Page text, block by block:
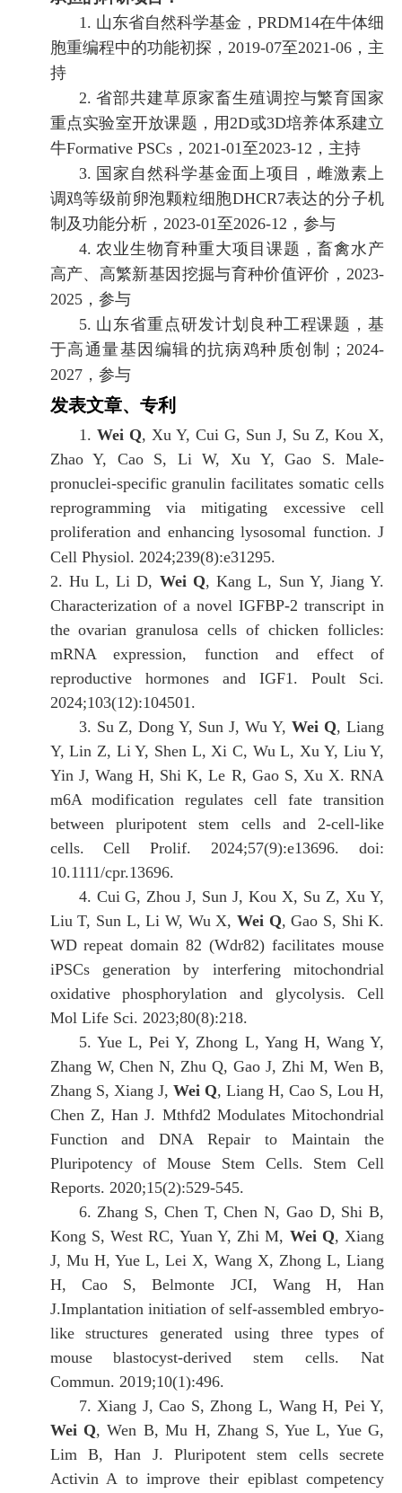
1. 山东省自然科学基金，PRDM14在牛体细
胞重编程中的功能初探，2019-07至2021-06 ，主
持
2.省部共建草原家畜生殖调控与繁育国家
重点实验室开放课题，用2D或3D培养体系建立
牛Formative PSCs， 2021-01至2023-12 ，主持
3. 国家自然科学基金面上项目，雌激素上
调鸡等级前卵泡颗粒细胞DHCR7表达的分子机
制及功能分析， 2023-01至2026-12 ，参与
4.农业生物育种重大项目课题，畜禽水产
高产、高繁新基因挖掘与育种价值评价，2023-
2025，参与
5. 山东省重点研发计划良种工程课题，基
于高通量基因编辑的抗病鸡种质创制；2024-
2027，参与
发表文章、专利
1. Wei Q, Xu Y, Cui G, Sun J, Su Z, Kou X,
Zhao Y, Cao S, Li W, Xu Y, Gao S. Male-
pronuclei-specific granulin facilitates somatic cells
reprogramming via mitigating excessive cell
proliferation and enhancing lysosomal function. J
Cell Physiol. 2024;239(8):e31295.
2. Hu L, Li D, Wei Q, Kang L, Sun Y, Jiang Y.
Characterization of a novel IGFBP-2 transcript in
the ovarian granulosa cells of chicken follicles:
mRNA expression, function and effect of
reproductive hormones and IGF1. Poult Sci.
2024;103(12):104501.
3. Su Z, Dong Y, Sun J, Wu Y,Wei Q, Liang
Y, Lin Z, Li Y, Shen L, Xi C, Wu L, Xu Y, Liu Y,
Yin J, Wang H, Shi K, Le R, Gao S, Xu X. RNA
m6A modification regulates cell fate transition
between pluripotent stem cells and 2-cell-like
cells. Cell Prolif. 2024;57(9):e13696. doi:
10.1111/cpr.13696.
4. Cui G, Zhou J, Sun J, Kou X, Su Z, Xu Y,
Liu T, Sun L, Li W, Wu X, Wei Q, Gao S, Shi K.
WD repeat domain 82 (Wdr82) facilitates mouse
iPSCs generation by interfering mitochondrial
oxidative phosphorylation and glycolysis. Cell
Mol Life Sci. 2023;80(8):218.
5. Yue L, Pei Y, Zhong L, Yang H, Wang Y,
Zhang W, Chen N, Zhu Q, Gao J, Zhi M, Wen B,
Zhang S, Xiang J, Wei Q, Liang H, Cao S, Lou H,
Chen Z, Han J. Mthfd2 Modulates Mitochondrial
Function and DNA Repair to Maintain the
Pluripotency of Mouse Stem Cells. Stem Cell
Reports. 2020;15(2):529-545.
6. Zhang S, Chen T, Chen N, Gao D, Shi B,
Kong S, West RC, Yuan Y, Zhi M, Wei Q, Xiang
J, Mu H, Yue L, Lei X, Wang X, Zhong L, Liang
H, Cao S, Belmonte JCI, Wang H, Han
J.Implantation initiation of self-assembled embryo-
like structures generated using three types of
mouse blastocyst-derived stem cells. Nat
Commun. 2019;10(1):496.
7. Xiang J, Cao S, Zhong L, Wang H, Pei Y,
Wei Q, Wen B, Mu H, Zhang S, Yue L, Yue G,
Lim B, Han J. Pluripotent stem cells secrete
Activin A to improve their epiblast competency